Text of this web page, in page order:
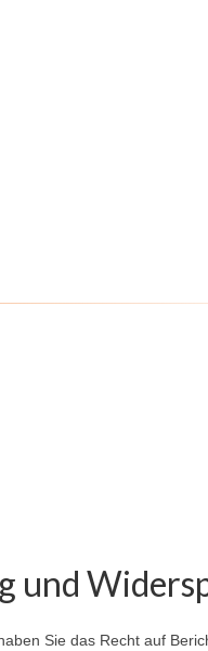
und
Sie das Recht auf